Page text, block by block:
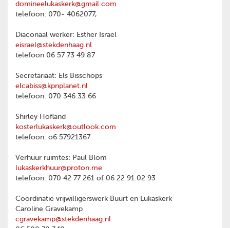
domineelukaskerk@gmail.com
telefoon: 070- 4062077,
Diaconaal werker: Esther Israël
eisrael@stekdenhaag.nl
telefoon 06 57 73 49 87
Secretariaat: Els Bisschops
elcabiss@kpnplanet.nl
telefoon: 070 346 33 66
Shirley Hofland
kosterlukaskerk@outlook.com
telefoon: o6 57921367
Verhuur ruimtes: Paul Blom
lukaskerkhuur@proton.me
telefoon: 070 42 77 261 of 06 22 91 02 93
Coordinatie vrijwilligerswerk Buurt en Lukaskerk
Caroline Gravekamp
cgravekamp@stekdenhaag.nl